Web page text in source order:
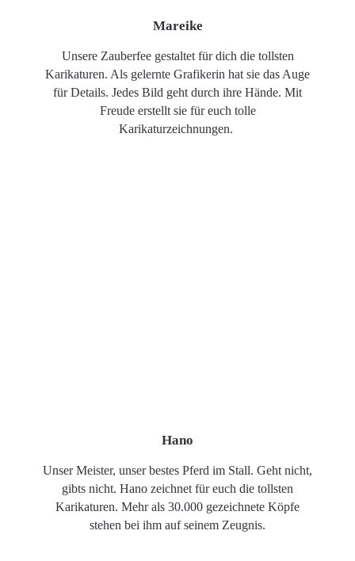
Mareike
Unsere Zauberfee gestaltet für dich die tollsten
Karikaturen. Als gelernte Grafikerin hat sie das Auge
für Details. Jedes Bild geht durch ihre Hände. Mit
Freude erstellt sie für euch tolle
Karikaturzeichnungen.
Hano
Unser Meister, unser bestes Pferd im Stall. Geht nicht,
gibts nicht. Hano zeichnet für euch die tollsten
Karikaturen. Mehr als 30.000 gezeichnete Köpfe
stehen bei ihm auf seinem Zeugnis.